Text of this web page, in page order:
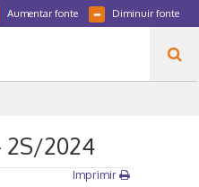
Diminuir fonte
Aumentar fonte
2S/2024
Imprimir